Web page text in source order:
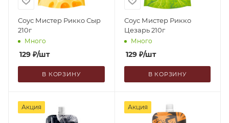
Соус Мистер Рикко Сыр
210г
Много
129 ₽/шт
В КОРЗИНУ
Соус Мистер Рикко
Цезарь 210г
Много
129₽/шт
В КОРЗИНУ
Акция Акция